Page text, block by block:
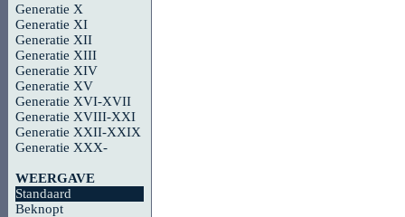
Generatie X
Generatie XI
Generatie XII
Generatie XIII
Generatie XIV
Generatie XV
Generatie XVI-XVII
Generatie XVIII-XXI
Generatie XXII-XXIX
Generatie XXX-
WEERGAVE
Standaard
Beknopt